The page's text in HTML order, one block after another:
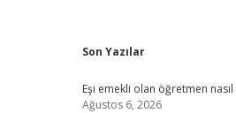
Sidebar
Son Yazılar
Eşi emekli olan öğretmen
Ağustos 6, 2026